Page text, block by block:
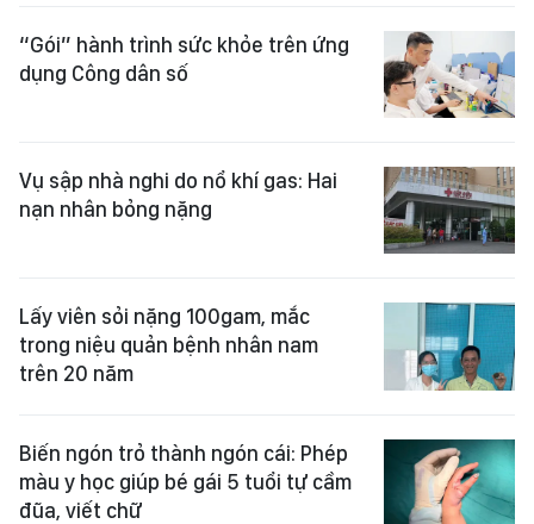
“Gói” hành trình sức khỏe trên ứng
dụng Công dân số
Vụ sập nhà nghi do nổ khí gas: Hai
nạn nhân bỏng nặng
Lấy viên sỏi nặng 100gam, mắc
trong niệu quản bệnh nhân nam
trên 20 năm
Biến ngón trỏ thành ngón cái: Phép
màu y học giúp bé gái 5 tuổi tự cầm
đũa, viết chữ